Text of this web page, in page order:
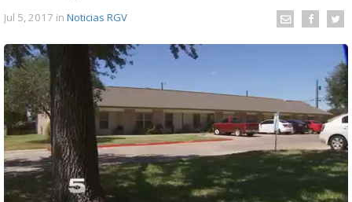
Jul 5, 2017 in Noticias RGV